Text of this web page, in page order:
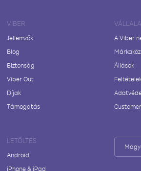
VIBER
Jellemzők
Blog
Biztonság
Viber Out
Díjak
Támogatás
A Viber
Állások
LETÖLTÉS
Android
iPhone & iPad